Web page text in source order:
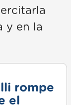
y en la
rompe
el